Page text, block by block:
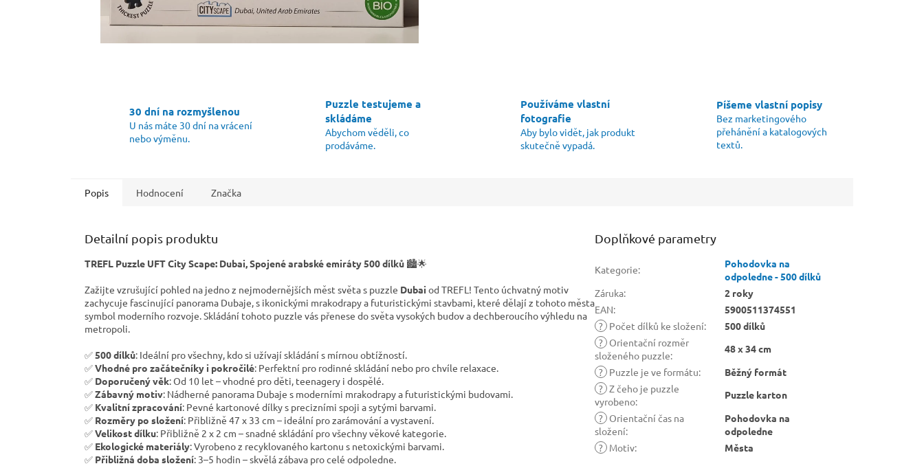
30 dní na rozmyšlenou
U nás máte 30 dní na vrácení
nebo výměnu.
Puzzle testujeme a
skládáme
Abychom věděli, co
prodáváme.
Používáme vlastní
fotografie
Aby bylo vidět, jak produkt
skutečně vypadá.
Píšeme vlastní popisy
Bez marketingového
přehánění a katalogových
textů.
Popis Hodnocení Značka
Detailní popis produktu
TREFL Puzzle UFT City Scape: Dubai, Spojené arabské emiráty 500 dílků 🏙️🌟
Zažijte vzrušující pohled na jedno z nejmodernějších měst světa s puzzle Dubai od TREFL! Tento úchvatný motiv
zachycuje fascinující panorama Dubaje, s ikonickými mrakodrapy a futuristickými stavbami, které dělají z tohoto města
symbol moderního rozvoje. Skládání tohoto puzzle vás přenese do světa vysokých budov a dechberoucího výhledu na
metropoli.
✅500 dílků: Ideální pro všechny, kdo si užívají skládání s mírnou obtížností.
✅Vhodné pro začátečníky i pokročilé: Perfektní pro rodinné skládání nebo pro chvíle relaxace.
✅ Doporučený věk: Od 10 let – vhodné pro děti, teenagery i dospělé.
✅Zábavný motiv: Nádherné panorama Dubaje s moderními mrakodrapy a futuristickými budovami.
✅ Kvalitní zpracování: Pevné kartonové dílky s precizními spoji a sytými barvami.
✅ Rozměry po složení: Přibližně 47 x 33 cm – ideální pro zarámování a vystavení.
✅Velikost dílku: Přibližně 2 x 2 cm – snadné skládání pro všechny věkové kategorie.
✅ Ekologické materiály: Vyrobeno z recyklovaného kartonu s netoxickými barvami.
✅ Přibližná doba složení: 3–5 hodin – skvělá zábava pro celé odpoledne.
Doplňkové parametry
Kategorie:
Pohodovka na
odpoledne - 500 dílků
Záruka:
2 roky
EAN:
5900511374551
? Počet dílků ke složení:
500 dílků
? Orientační rozměr
složeného puzzle:
48 x 34 cm
? Puzzle je ve formátu:
Běžný formát
? Z čeho je puzzle
vyrobeno:
Puzzle karton
? Orientační čas na
složení:
Pohodovka na
odpoledne
? Motiv: Města